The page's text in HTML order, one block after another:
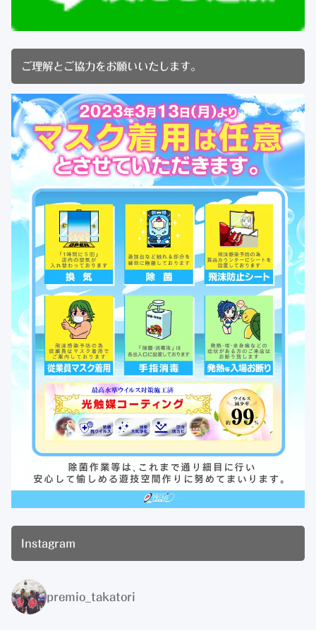
ご理解とご協力をお願いいたします。
Instagram
premio_takatori